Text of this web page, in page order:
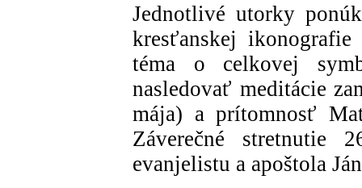
Jednotlivé utorky
kresťanskej
téma o celkovej
nasledovať meditácie
mája) a prítomnosť
Záverečné stretnutie
evanjelistu a apoštola